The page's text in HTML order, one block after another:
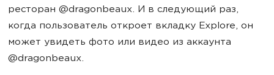
ресторан @dragonbeaux. И в следующий раз,
когда пользователь откроет вкладку Explore, он
может увидеть фото или видео из аккаунта
@dragonbeaux.